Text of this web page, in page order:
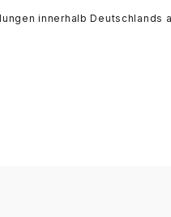
innerhalb Deutschlands